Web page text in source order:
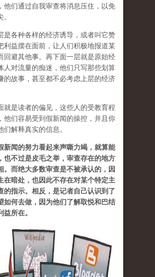
他们通过自我审查将消息压住，以免
是各种各样的经济诱导，或者叫它赞
利益摆在面前，让人们积极地报道某
回避其他事。再下面一层就是原始经
对流量的痴迷，他们只写那些划算
的故事，甚至都不必考虑上层的经济
就是读者的偏见，这些人的受教育程
他们容易受到假新闻的操控，并且你
们解释真实的信息。
新闻的努力看起来声嘶力竭，就算能
也不过是皮毛之举，审查存在的地方
。而绝大多数审查是不被承认的，因
在暗处，也因此不存在对某个特定主
的指示。相反，是记者自己认识到了
如何去做，因为他们了解取悦和巴结
益所在。